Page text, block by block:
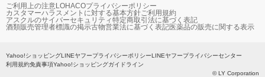
ご利用上の注意LOHACOプライバシーポリシー
カスタマーハラスメントに対する基本方針ご利用規約
アスクルのサイバーセキュリティ特定商取引法に基づく表記
酒類販売管理者標識の掲示古物営業法に基づく表記医薬品の販売に関する表示
Yahoo!ショッピングLINEヤフープライバシーポリシーLINEヤフープライバシーセンター
利用規約免責事項Yahoo!ショッピングガイドライン
© LY Corporation